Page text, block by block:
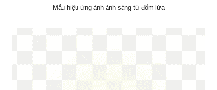
Mẫu hiệu ứng ảnh ánh sáng từ đốm lửa